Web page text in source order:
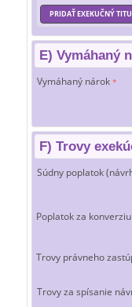
PRIDAŤ EXEKUČNÝ
E) Vymáhaný
Vymáhaný nárok*
F) Trovy
Súdny poplatok
Poplatok za konverziu
Trovy právneho
Trovy za spísanie